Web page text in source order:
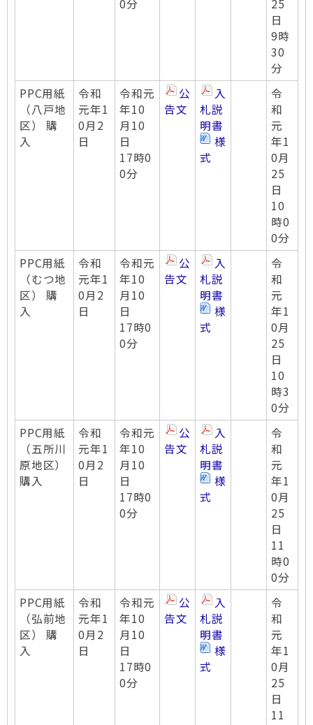
0分
25
日
9時
30
分
PPC用紙
（八戸地
区） 購
入
令和
元年1
0月2
日
令和元
年10
月10
日
17時0
0分
公
告文
入
札説
明書
様
式
令
和
元
年1
0月
25
日
10
時0
0分
PPC用紙
（むつ地
区） 購
入
令和
元年1
0月2
日
令和元
年10
月10
日
17時0
0分
公
告文
入
札説
明書
様
式
令
和
元
年1
0月
25
日
10
時3
0分
PPC用紙
（五所川
原地区）
購入
令和
元年1
0月2
日
令和元
年10
月10
日
17時0
0分
公
告文
入
札説
明書
様
式
令
和
元
年1
0月
25
日
11
時0
0分
PPC用紙
（弘前地
区） 購
入
令和
元年1
0月2
日
令和元
年10
月10
日
17時0
0分
公
告文
入
札説
明書
様
式
令
和
元
年1
0月
25
日
11